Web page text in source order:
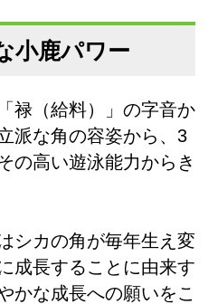
小鹿パワー
禄（給料）」の字音か
派な角の容姿から、3
の高い遊泳能力からき
シカの角が毎年生え変
成長することに由来す
かな成長への願いをこ